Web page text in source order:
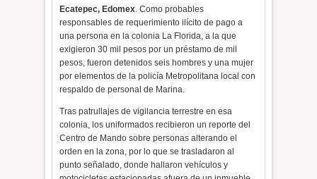
Ecatepec, Edomex. Como probables
responsables de requerimiento ilícito de pago a
una persona en la colonia La Florida, a la que
exigieron 30 mil pesos por un préstamo de mil
pesos, fueron detenidos seis hombres y una mujer
por elementos de la policía Metropolitana local con
respaldo de personal de Marina.
Tras patrullajes de vigilancia terrestre en esa
colonia, los uniformados recibieron un reporte del
Centro de Mando sobre personas alterando el
orden en la zona, por lo que se trasladaron al
punto señalado, donde hallaron vehículos y